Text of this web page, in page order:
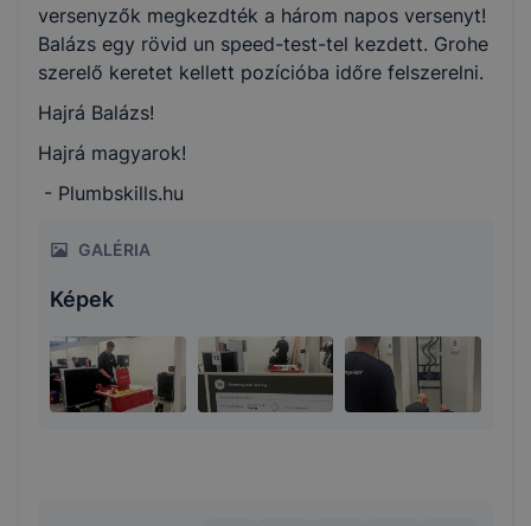
versenyzők megkezdték a három napos versenyt!
Balázs egy rövid un speed-test-tel kezdett. Grohe
szerelő keretet kellett pozícióba időre felszerelni.
Hajrá Balázs!
Hajrá magyarok!
- Plumbskills.hu
GALÉRIA
Képek